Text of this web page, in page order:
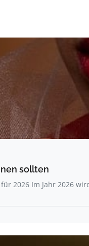
sollten
2026 Im Jahr 2026